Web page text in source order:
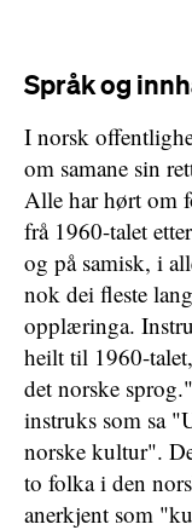
Språk og
I norsk
om samane sin
Alle har hørt om
frå 1960-talet
og på samisk, i
nok dei fleste
opplæringa.
heilt til 1960-
det norske
instruks som sa
norske kultur".
to folka i den
anerkjent som